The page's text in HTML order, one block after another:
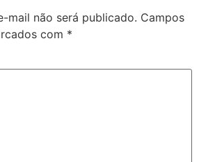
mail não será publicado. Campos
com *